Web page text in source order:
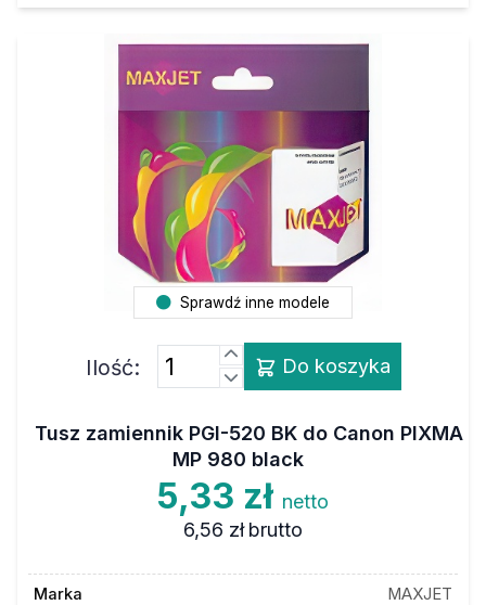
Sprawdź inne modele
Ilość: Do koszyka
Tusz zamiennik PGI-520 BK do Canon PIXMA
MP 980 black
5,33 zł netto
6,56 zł brutto
Marka
MAXJET